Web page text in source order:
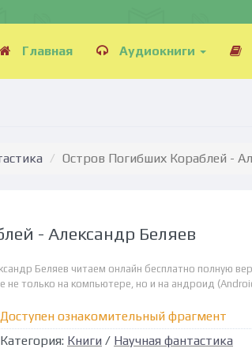
Главная Аудиокниги
Остров Погибших Кораблей -
- Александр Беляев
Беляев читаем онлайн бесплатно полную
только на компьютере, но и на андроид
Доступен ознакомительный фрагмент
Категория: Книги / Научная фантастика